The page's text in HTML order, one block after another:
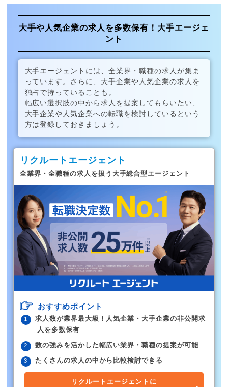
大手や人気企業の求人を多数保有！大手エージェ
ント
大手エージェントには、全業界・職種の求人が集ま
っています。さらに、大手企業や人気企業の求人を
独占で持っていることも。
幅広い選択肢の中から求人を提案してもらいたい、
大手企業や人気企業への転職を検討しているという
方は登録しておきましょう。
リクルートエージェント
全業界・全職種の求人を扱う大手総合型エージェント
おすすめポイント
求人数が業界最大級！人気企業・大手企業の非公開求
人を多数保有
数の強みを活かした幅広い業界・職種の提案が可能
たくさんの求人の中から比較検討できる
リクルートエージェントに